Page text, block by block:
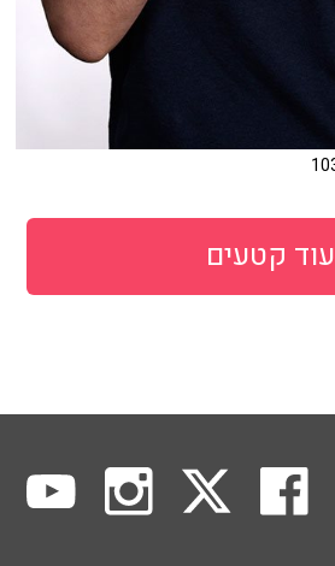
עוד קטעים